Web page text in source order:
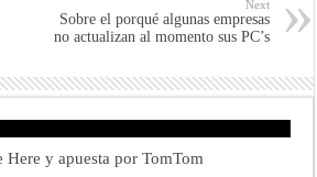
Next
Sobre el porqué algunas empresas
no actualizan al momento sus PC’s
y apuesta por TomTom